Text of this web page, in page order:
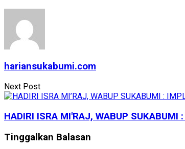
hariansukabumi.com
Next Post
HADIRI ISRA MI'RAJ, WABUP
Tinggalkan Balasan